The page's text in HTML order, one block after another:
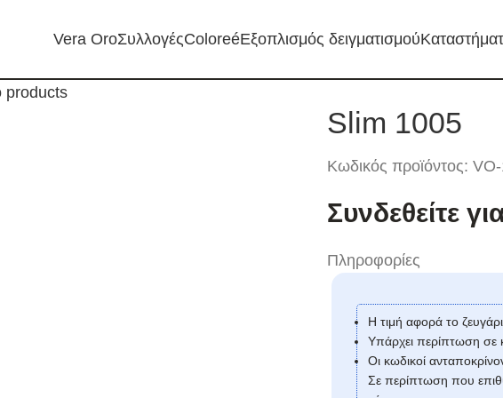
Vera OroΣυλλογέςColoreéΕξοπλισμός δειγματισμού
products
Slim 1005
Κωδικός προϊόντος:
Συνδεθείτε
Πληροφορίες
Η τιμή αφορά το
Υπάρχει περίπτωση σε
Οι κωδικοί
Σε περίπτωση που